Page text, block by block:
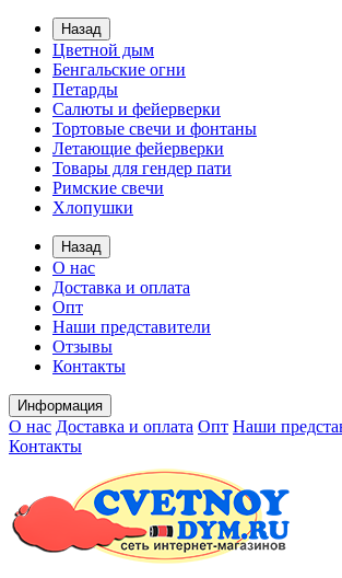
Назад
Цветной дым
Бенгальские огни
Петарды
Салюты и фейерверки
Тортовые свечи и фонтаны
Летающие фейерверки
Товары для гендер пати
Римские свечи
Хлопушки
Назад
О нас
Доставка и оплата
Опт
Наши представители
Отзывы
Контакты
Информация
О нас Доставка и оплата Опт Наши
Контакты